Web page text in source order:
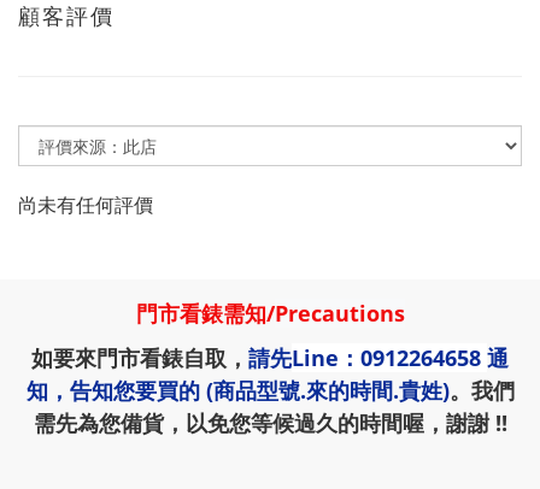
顧客評價
尚未有任何評價
門市看錶需知/Precautions
如要來門市看錶自取， 請先Line：0912264658 通
知，告知您要買的 (商品型號.來的時間.貴姓)。我們
需先為您備貨，以免您等候過久的時間喔，謝謝 !!